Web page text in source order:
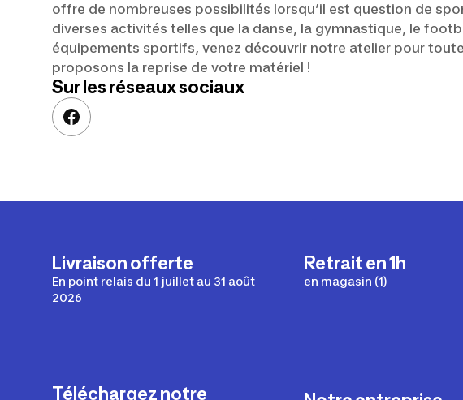
offre de nombreuses possibilités lorsqu’il est question de
diverses activités telles que la danse, la gymnastique, le
équipements sportifs, venez découvrir notre atelier pour
proposons la reprise de votre matériel !
Sur les réseaux sociaux
Livraison offerte
En point relais du 1 juillet au 31 août
2026
Retrait en 1h
en magasin (1)
Téléchargez notre